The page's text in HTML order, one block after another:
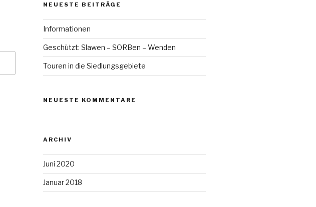
NEUESTE BEITRÄGE
Informationen
Geschützt: Slawen – SORBen – Wenden
Touren in die Siedlungsgebiete
NEUESTE KOMMENTARE
ARCHIV
Juni 2020
Januar 2018